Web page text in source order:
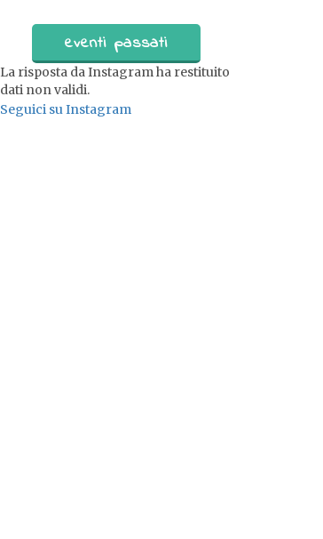
eventi passati
La risposta da Instagram ha restituito
dati non validi.
Seguici su Instagram